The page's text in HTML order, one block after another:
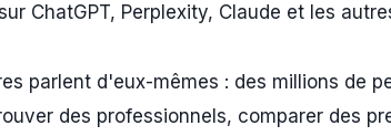
ChatGPT, Perplexity, Claude et les
parlent d'eux-mêmes : des millions de
des professionnels, comparer des